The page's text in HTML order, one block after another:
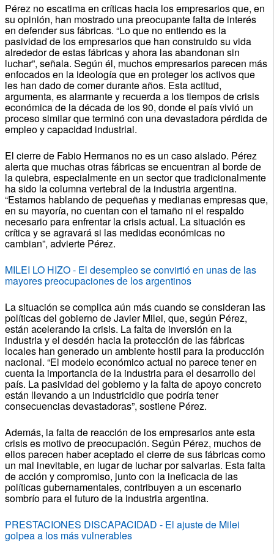
Pérez no escatima en críticas hacia los empresarios que, en
su opinión, han mostrado una preocupante falta de interés
en defender sus fábricas. “Lo que no entiendo es la
pasividad de los empresarios que han construido su vida
alrededor de estas fábricas y ahora las abandonan sin
luchar”, señala. Según él, muchos empresarios parecen más
enfocados en la ideología que en proteger los activos que
les han dado de comer durante años. Esta actitud,
argumenta, es alarmante y recuerda a los tiempos de crisis
económica de la década de los 90, donde el país vivió un
proceso similar que terminó con una devastadora pérdida de
empleo y capacidad industrial.
El cierre de Fabio Hermanos no es un caso aislado. Pérez
alerta que muchas otras fábricas se encuentran al borde de
la quiebra, especialmente en un sector que tradicionalmente
ha sido la columna vertebral de la industria argentina.
“Estamos hablando de pequeñas y medianas empresas que,
en su mayoría, no cuentan con el tamaño ni el respaldo
necesario para enfrentar la crisis actual. La situación es
crítica y se agravará si las medidas económicas no
cambian”, advierte Pérez.
MILEI LO HIZO - El desempleo se convirtió en unas de las
mayores preocupaciones de los argentinos
La situación se complica aún más cuando se consideran las
políticas del gobierno de Javier Milei, que, según Pérez,
están acelerando la crisis. La falta de inversión en la
industria y el desdén hacia la protección de las fábricas
locales han generado un ambiente hostil para la producción
nacional. “El modelo económico actual no parece tener en
cuenta la importancia de la industria para el desarrollo del
país. La pasividad del gobierno y la falta de apoyo concreto
están llevando a un industricidio que podría tener
consecuencias devastadoras”, sostiene Pérez.
Además, la falta de reacción de los empresarios ante esta
crisis es motivo de preocupación. Según Pérez, muchos de
ellos parecen haber aceptado el cierre de sus fábricas como
un mal inevitable, en lugar de luchar por salvarlas. Esta falta
de acción y compromiso, junto con la ineficacia de las
políticas gubernamentales, contribuyen a un escenario
sombrío para el futuro de la industria argentina.
PRESTACIONES DISCAPACIDAD - El ajuste de Milei
golpea a los más vulnerables